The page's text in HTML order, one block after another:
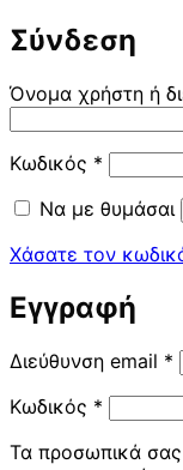
Σύνδεση
Όνομα χρήστη ή
Κωδικός *
Να με θυμάσαι
Χάσατε τον
Εγγραφή
Διεύθυνση email *
Κωδικός *
Τα προσωπικά σας